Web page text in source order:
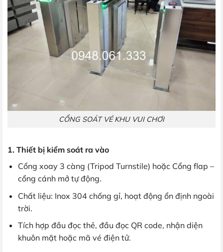
CỔNG SOÁT VÉ KHU VUI CHƠI
1. Thiết bị kiểm soát ra vào
Cổng xoay 3 càng (Tripod Turnstile) hoặc Cổng flap –
cổng cánh mở tự động.
Chất liệu: Inox 304 chống gỉ, hoạt động ổn định ngoài
trời.
Tích hợp đầu đọc thẻ, đầu đọc QR code, nhận diện
khuôn mặt hoặc mã vé điện tử.